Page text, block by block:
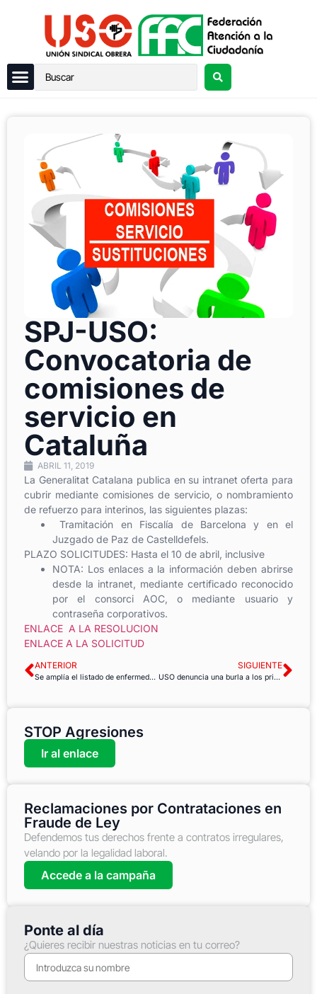
SPJ-USO:
Convocatoria de
comisiones de
servicio en
Cataluña
ABRIL 11, 2019
La Generalitat Catalana publica en su intranet oferta para
cubrir mediante comisiones de servicio, o nombramiento
de refuerzo para interinos, las siguientes plazas:
Tramitación en Fiscalía de Barcelona y en el
Juzgado de Paz de Castelldefels.
PLAZO SOLICITUDES: Hasta el 10 de abril, inclusive
NOTA: Los enlaces a la información deben abrirse
desde la intranet, mediante certificado reconocido
por el consorci AOC, o mediante usuario y
contraseña corporativos.
ENLACE A LA RESOLUCION
ENLACE A LA SOLICITUD
ANTERIOR
Se amplía el listado de enfermedades infantiles que dan derecho a prestación para sus cuidados
SIGUIENTE
USO denuncia una burla a los principios de acceso al empleo público en el Ayuntamiento de Lucena
STOP Agresiones
Ir al enlace
Reclamaciones por Contrataciones en
Fraude de Ley
Defendemos tus derechos frente a contratos irregulares,
velando por la legalidad laboral.
Accede a la campaña
Ponte al día
¿Quieres recibir nuestras noticias en tu correo?